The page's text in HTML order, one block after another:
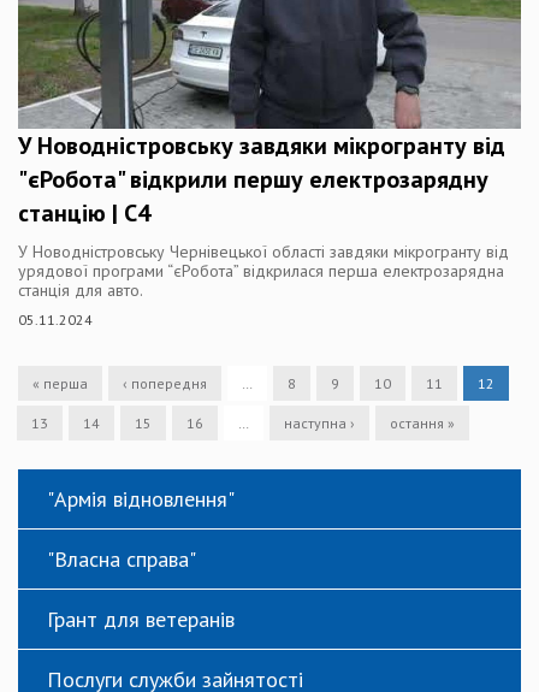
У Новодністровську завдяки мікрогранту від
"єРобота" відкрили першу електрозарядну
станцію | C4
У Новодністровську Чернівецької області завдяки мікрогранту від
урядової програми “єРобота” відкрилася перша електрозарядна
станція для авто.
05.11.2024
« перша ‹ попередня … 8 9 10 11 12
13 14 15 16 … наступна › остання »
"Армія відновлення"
"Власна справа"
Грант для ветеранів
Послуги служби зайнятості